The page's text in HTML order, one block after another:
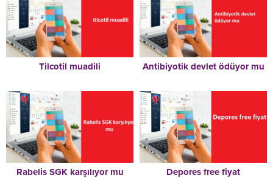
Tilcotil muadili Antibiyotik devlet ödüyor mu
Rabelis SGK karşılıyor mu Depores free fiyat